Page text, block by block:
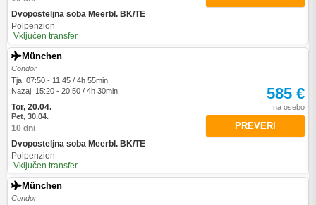
Dvoposteljna soba Meerbl. BK/TE
Polpenzion
Vključen transfer
München
Condor
Tja: 07:50 - 11:45 / 4h 55min
Nazaj: 15:20 - 20:50 / 4h 30min
Tor, 20.04.
Pet, 30.04.
10 dni
Dvoposteljna soba Meerbl. BK/TE
Polpenzion
Vključen transfer
585 €
na osebo
PREVERI
München
Condor